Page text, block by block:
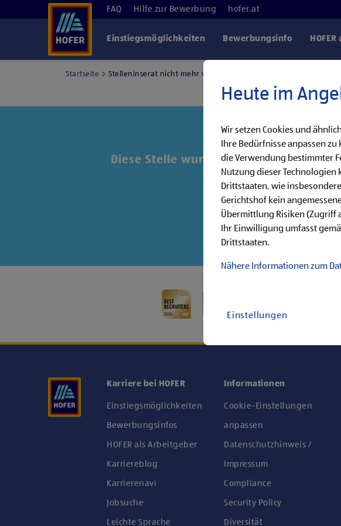
FAQ Hilfe zur Bewerbung hofer.at
Einstiegsmöglichkeiten Bewerbungsinfo
Startseite Stelleninserat nicht mehr verfügbar
Diese Stelle wurde leider bereits
Entdecke unsere offenen
Karriere bei HOFER
Einstiegsmöglichkeiten
Bewerbungsinfos
HOFER als Arbeitgeber
Karriereblog
Karrierenavi
Jobsuche
Leichte Sprache
Informationen
Cookie-Einstellungen
anpassen
Datenschutzhinweis /
Impressum
Compliance
Security Policy
Diversität
Heute im
Wir setzen Cookies und
Ihre Bedürfnisse anpassen
die Verwendung bestimmter
Nutzung dieser Technologien
Drittstaaten, wie
Gerichtshof kein
Übermittlung Risiken (Zugriff
Ihr Einwilligung umfasst
Drittstaaten.
Nähere Informationen zum
Einstellungen